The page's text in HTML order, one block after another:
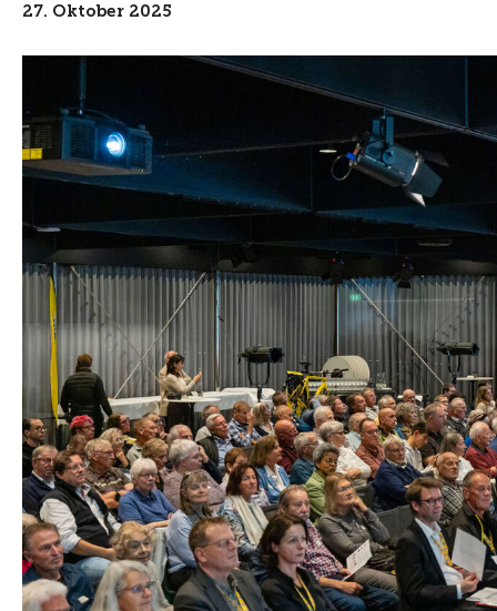
27. Oktober 2025